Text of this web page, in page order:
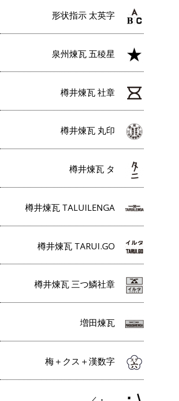
形状指示 太英字
泉州煉瓦 五稜星
樽井煉瓦 社章
樽井煉瓦 丸印
樽井煉瓦 タ
樽井煉瓦 TALUILENGA
樽井煉瓦 TARUI.GO
樽井煉瓦 三つ鱗社章
増田煉瓦
梅＋クス＋漢数字